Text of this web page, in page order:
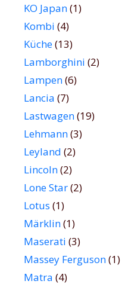
KO Japan(1)
Kombi (4)
Küche(13)
Lamborghini (2)
Lampen(6)
Lancia (7)
Lastwagen(19)
Lehmann(3)
Leyland (2)
Lincoln(2)
Lone Star(2)
Lotus (1)
Märklin(1)
Maserati (3)
Massey Ferguson(1)
Matra (4)